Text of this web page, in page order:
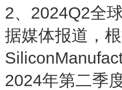
2、2024Q2全
据媒体报道，
2024年第二季